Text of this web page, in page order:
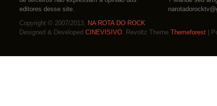
editores desse site.
Copyright © 2007/2013, NA ROTA DO ROCK
Designed & Developed CINEVISIVO. Revoltz Theme Themeforest |